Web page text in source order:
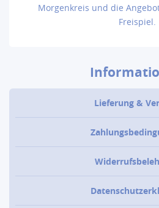
Morgenkreis und die
Freispiel.
Lieferung &